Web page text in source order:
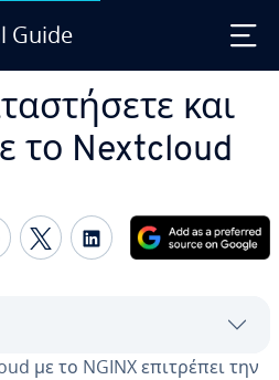
Guide
και
το Nextcloud
Share on Facebook
Share on Twitter
Share on
με το NGINX επιτρέπει την